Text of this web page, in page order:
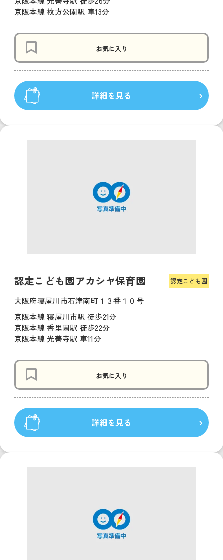
京阪本線 枚方公園駅 車13分
お気に入り
詳細を見る
認定こども園アカシヤ保育園 認定こども園
大阪府寝屋川市石津南町１３番１０号
京阪本線 寝屋川市駅 徒歩21分
京阪本線 香里園駅 徒歩22分
京阪本線 光善寺駅 車11分
お気に入り
詳細を見る